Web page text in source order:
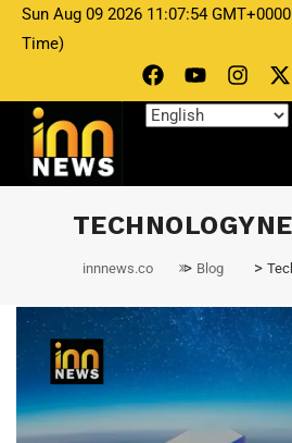
Sun Aug 09 2026 11:07:54
Time)
innnews.co > Blog >